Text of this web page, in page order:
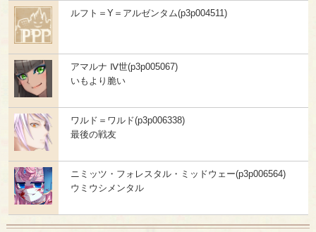
ルフト＝Y＝アルゼンタム(p3p004511)
アマルナ Ⅳ世(p3p005067)
いもより脆い
ワルド＝ワルド(p3p006338)
最後の戦友
ニミッツ・フォレスタル・ミッドウェー(p3p006564)
ウミウシメンタル